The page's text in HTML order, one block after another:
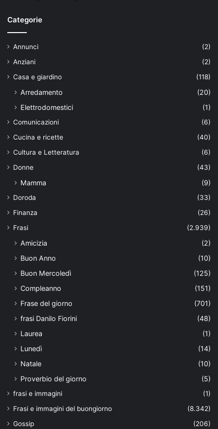
Categorie
Annunci
(2)
Anziani
(2)
Casa e giardino
(118)
Arredamento
(20)
Elettrodomestici
(1)
Comunicazioni
(6)
Cucina e ricette
(40)
Cultura e Letteratura
(6)
Donne
(43)
Mamma (9)
Doroda
(33)
Finanza
(26)
Frasi
(2.939)
Amicizia
(2)
Buon Anno
(10)
Buon Mercoledì
(125)
Compleanno
(151)
Frase del giorno
(701)
frasi Danilo Fiorini
(48)
Laurea
(1)
Lunedì
(14)
Natale
(10)
Proverbio del giorno
(5)
frasi e immagini
(1)
Frasi e immagini del buongiorno
(8.342)
Gossip
(206)